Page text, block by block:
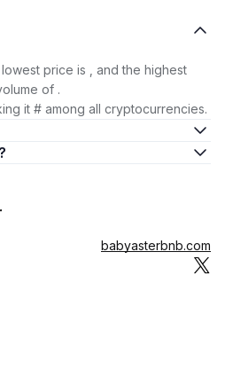
price is , and the highest
of .
it # among all cryptocurrencies.
babyasterbnb.com